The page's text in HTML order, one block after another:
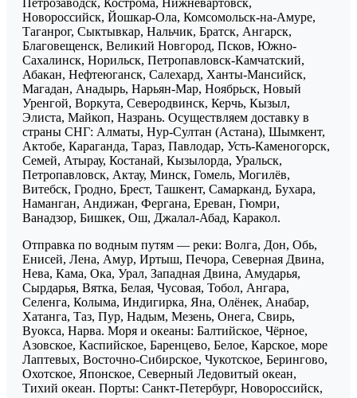
Петрозаводск, Кострома, Нижневартовск,
Новороссийск, Йошкар-Ола, Комсомольск-на-Амуре,
Таганрог, Сыктывкар, Нальчик, Братск, Ангарск,
Благовещенск, Великий Новгород, Псков, Южно-
Сахалинск, Норильск, Петропавловск-Камчатский,
Абакан, Нефтеюганск, Салехард, Ханты-Мансийск,
Магадан, Анадырь, Нарьян-Мар, Ноябрьск, Новый
Уренгой, Воркута, Северодвинск, Керчь, Кызыл,
Элиста, Майкоп, Назрань. Осуществляем доставку в
страны СНГ: Алматы, Нур-Султан (Астана), Шымкент,
Актобе, Караганда, Тараз, Павлодар, Усть-Каменогорск,
Семей, Атырау, Костанай, Кызылорда, Уральск,
Петропавловск, Актау, Минск, Гомель, Могилёв,
Витебск, Гродно, Брест, Ташкент, Самарканд, Бухара,
Наманган, Андижан, Фергана, Ереван, Гюмри,
Ванадзор, Бишкек, Ош, Джалал-Абад, Каракол.
Отправка по водным путям — реки: Волга, Дон, Обь,
Енисей, Лена, Амур, Иртыш, Печора, Северная Двина,
Нева, Кама, Ока, Урал, Западная Двина, Амударья,
Сырдарья, Вятка, Белая, Чусовая, Тобол, Ангара,
Селенга, Колыма, Индигирка, Яна, Олёнек, Анабар,
Хатанга, Таз, Пур, Надым, Мезень, Онега, Свирь,
Вуокса, Нарва. Моря и океаны: Балтийское, Чёрное,
Азовское, Каспийское, Баренцево, Белое, Карское, море
Лаптевых, Восточно-Сибирское, Чукотское, Берингово,
Охотское, Японское, Северный Ледовитый океан,
Тихий океан. Порты: Санкт-Петербург, Новороссийск,